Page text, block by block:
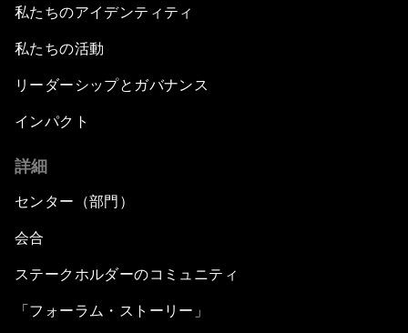
私たちのアイデンティティ
私たちの活動
リーダーシップとガバナンス
インパクト
詳細
センター（部門）
会合
ステークホルダーのコミュニティ
「フォーラム・ストーリー」